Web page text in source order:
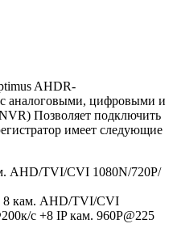
AHDR-
с аналоговыми, цифровыми и
Позволяет подключить
имеет следующие
AHD/TVI/CVI 1080N/720P/
8 кам. AHD/TVI/CVI
с +8 IP кам. 960P@225